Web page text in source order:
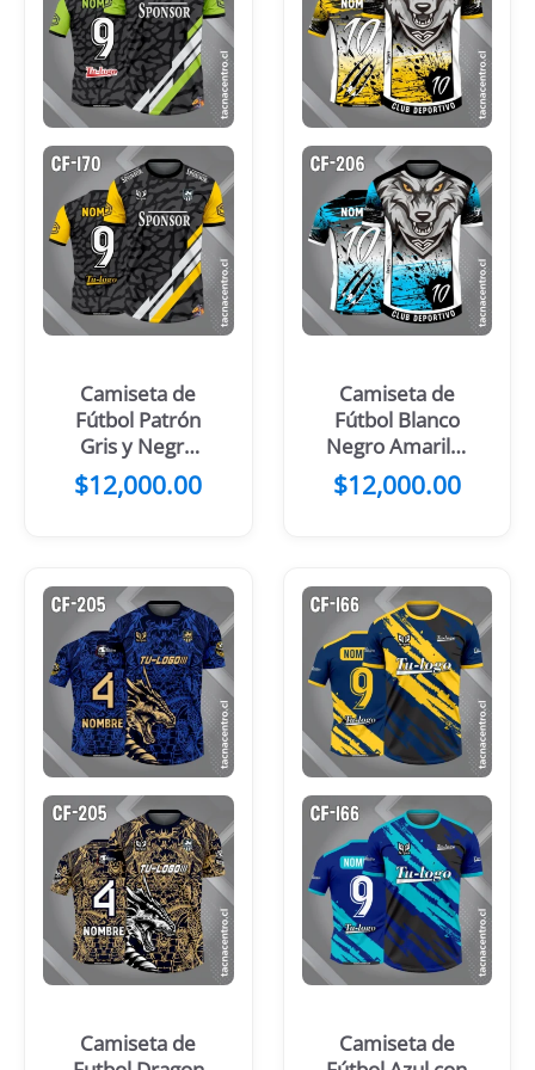
Camiseta de
Fútbol Patrón
Gris y Negro
Franjas Verdes
Blancas
$12,000.00
Camiseta de
Fútbol Blanco
Negro Amarillo
con Cabeza de
Lobo
$12,000.00
Camiseta de
Camiseta de